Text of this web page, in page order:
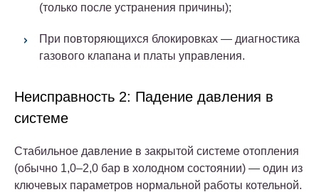
(только после устранения причины);
При повторяющихся блокировках — диагностика
газового клапана и платы управления.
Неисправность 2: Падение давления в
системе
Стабильное давление в закрытой системе отопления
(обычно 1,0–2,0 бар в холодном состоянии) — один из
ключевых параметров нормальной работы котельной.